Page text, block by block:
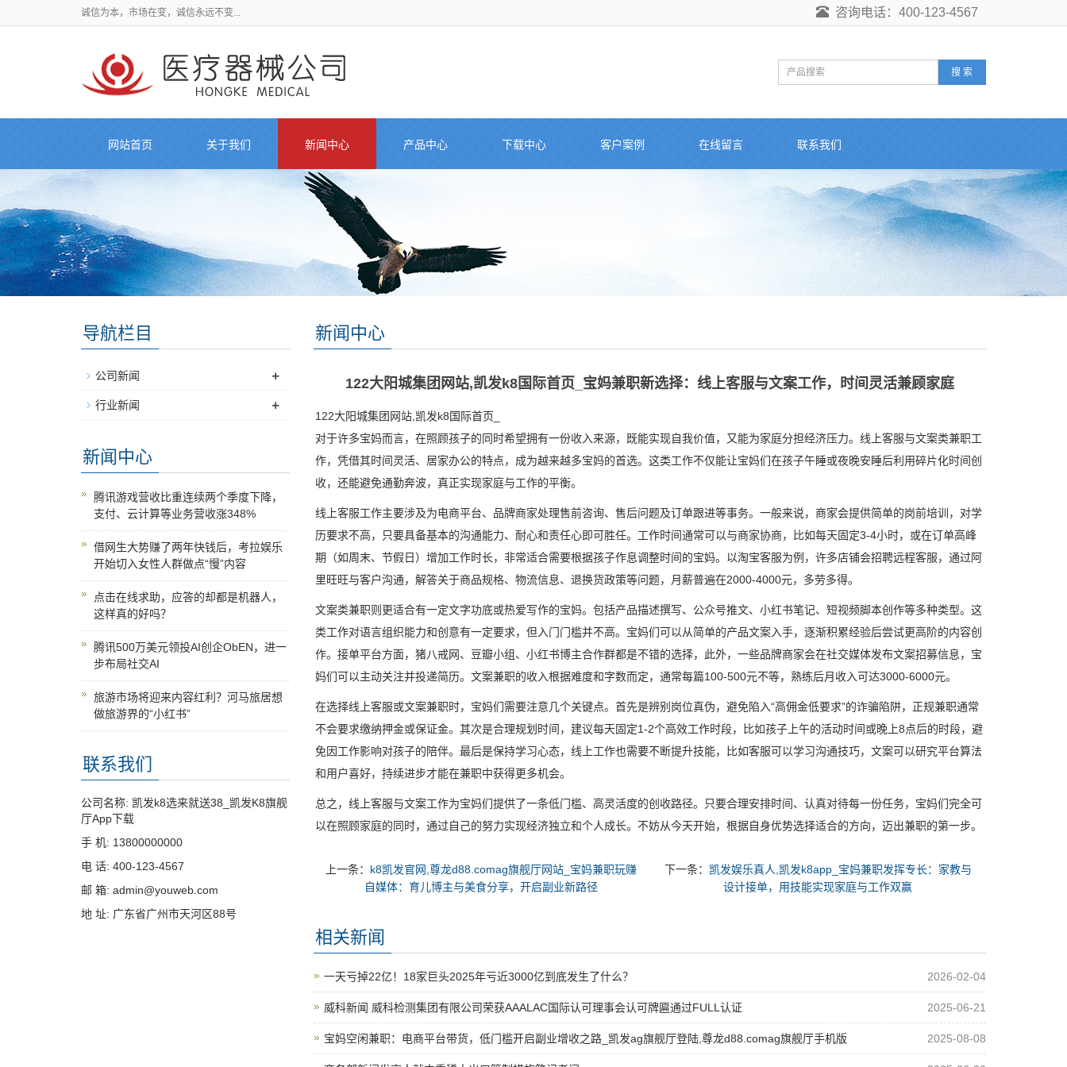
诚信为本，市场在变，诚信永远不变... 咨询电话：400-123-4567
搜 索
网站首页 关于我们 新闻中心 产品中心 下载中心 客户案例 在线留言 联系我们
新闻中心
122大阳城集团网站,凯发k8国际首页_宝妈兼职新选择：线上客服与文案工作，时间灵活兼顾家庭
122大阳城集团网站,凯发k8国际首页_
对于许多宝妈而言，在照顾孩子的同时希望拥有一份收入来源，既能实现自我价值，又能为家庭分担经济压力。线上客服与文案类兼职工
作，凭借其时间灵活、居家办公的特点，成为越来越多宝妈的首选。这类工作不仅能让宝妈们在孩子午睡或夜晚安睡后利用碎片化时间创
收，还能避免通勤奔波，真正实现家庭与工作的平衡。
线上客服工作主要涉及为电商平台、品牌商家处理售前咨询、售后问题及订单跟进等事务。一般来说，商家会提供简单的岗前培训，对学
历要求不高，只要具备基本的沟通能力、耐心和责任心即可胜任。工作时间通常可以与商家协商，比如每天固定3-4小时，或在订单高峰
期（如周末、节假日）增加工作时长，非常适合需要根据孩子作息调整时间的宝妈。以淘宝客服为例，许多店铺会招聘远程客服，通过阿
里旺旺与客户沟通，解答关于商品规格、物流信息、退换货政策等问题，月薪普遍在2000-4000元，多劳多得。
文案类兼职则更适合有一定文字功底或热爱写作的宝妈。包括产品描述撰写、公众号推文、小红书笔记、短视频脚本创作等多种类型。这
类工作对语言组织能力和创意有一定要求，但入门门槛并不高。宝妈们可以从简单的产品文案入手，逐渐积累经验后尝试更高阶的内容创
作。接单平台方面，猪八戒网、豆瓣小组、小红书博主合作群都是不错的选择，此外，一些品牌商家会在社交媒体发布文案招募信息，宝
妈们可以主动关注并投递简历。文案兼职的收入根据难度和字数而定，通常每篇100-500元不等，熟练后月收入可达3000-6000元。
在选择线上客服或文案兼职时，宝妈们需要注意几个关键点。首先是辨别岗位真伪，避免陷入“高佣金低要求”的诈骗陷阱，正规兼职通常
不会要求缴纳押金或保证金。其次是合理规划时间，建议每天固定1-2个高效工作时段，比如孩子上午的活动时间或晚上8点后的时段，避
免因工作影响对孩子的陪伴。最后是保持学习心态，线上工作也需要不断提升技能，比如客服可以学习沟通技巧，文案可以研究平台算法
和用户喜好，持续进步才能在兼职中获得更多机会。
总之，线上客服与文案工作为宝妈们提供了一条低门槛、高灵活度的创收路径。只要合理安排时间、认真对待每一份任务，宝妈们完全可
以在照顾家庭的同时，通过自己的努力实现经济独立和个人成长。不妨从今天开始，根据自身优势选择适合的方向，迈出兼职的第一步。
上一条： k8凯发官网,尊龙d88.comag旗舰厅网站_宝妈兼职玩赚
自媒体：育儿博主与美食分享，开启副业新路径
下一条： 凯发娱乐真人,凯发k8app_宝妈兼职发挥专长：家教与
设计接单，用技能实现家庭与工作双赢
相关新闻
一天亏掉22亿！18家巨头2025年亏近3000亿到底发生了什么？ 2026-02-04
威科新闻 威科检测集团有限公司荣获AAALAC国际认可理事会认可牌匾通过FULL认证 2025-06-21
宝妈空闲兼职：电商平台带货，低门槛开启副业增收之路_凯发ag旗舰厅登陆,尊龙d88.comag旗舰厅手机版 2025-08-08
导航栏目
公司新闻 +
行业新闻 +
新闻中心
腾讯游戏营收比重连续两个季度下降，
支付、云计算等业务营收涨348%
借网生大势赚了两年快钱后，考拉娱乐
开始切入女性人群做点“慢”内容
点击在线求助，应答的却都是机器人，
这样真的好吗？
腾讯500万美元领投AI创企ObEN，进一
步布局社交AI
旅游市场将迎来内容红利？河马旅居想
做旅游界的“小红书”
联系我们
公司名称: 凯发k8选来就送38_凯发K8旗舰
厅App下载
手 机: 13800000000
电 话: 400-123-4567
邮 箱: admin@youweb.com
地 址: 广东省广州市天河区88号